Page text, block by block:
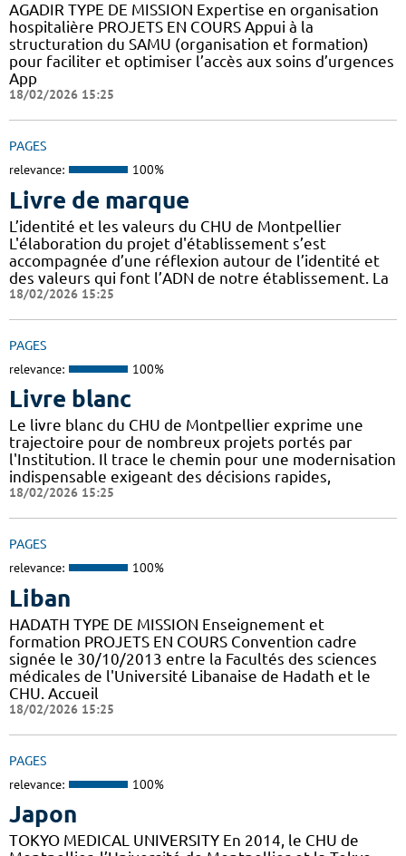
AGADIR TYPE DE MISSION Expertise en organisation
hospitalière PROJETS EN COURS Appui à la
structuration du SAMU (organisation et formation)
pour faciliter et optimiser l’accès aux soins d’urgences
App
18/02/2026 15:25
PAGES
relevance: 100%
Livre de marque
L’identité et les valeurs du CHU de Montpellier
L'élaboration du projet d'établissement s’est
accompagnée d’une réflexion autour de l’identité et
des valeurs qui font l’ADN de notre établissement. La
18/02/2026 15:25
PAGES
relevance: 100%
Livre blanc
Le livre blanc du CHU de Montpellier exprime une
trajectoire pour de nombreux projets portés par
l'Institution. Il trace le chemin pour une modernisation
indispensable exigeant des décisions rapides,
18/02/2026 15:25
PAGES
relevance: 100%
Liban
HADATH TYPE DE MISSION Enseignement et
formation PROJETS EN COURS Convention cadre
signée le 30/10/2013 entre la Facultés des sciences
médicales de l'Université Libanaise de Hadath et le
CHU. Accueil
18/02/2026 15:25
PAGES
relevance: 100%
Japon
TOKYO MEDICAL UNIVERSITY En 2014, le CHU de